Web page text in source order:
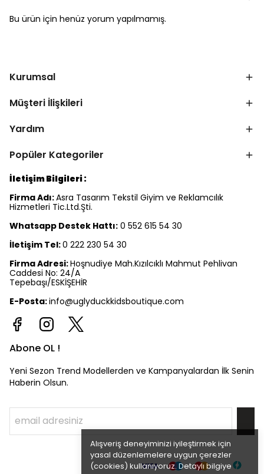
Alışveriş deneyiminizi iyileştirmek için
yasal düzenlemelere uygun çerezler
(cookies) kullanıyoruz. Detaylı bilgiye
Bu ürün için henüz yorum yapılmamış.
Kurumsal
Müşteri İlişkileri
Yardım
Popüler Kategoriler
İletişim Bilgileri :
Firma Adı:Asra Tasarım Tekstil Giyim ve Reklamcılık
Hizmetleri Tic.Ltd.Şti.
Whatsapp Destek Hattı: 0 552 615 54 30
İletişim Tel:0 222 230 54 30
Firma Adresi:Hoşnudiye Mah.Kızılcıklı Mahmut Pehlivan
Caddesi No: 24/A
Tepebaşı/ESKİŞEHİR
E-Posta:info@uglyduckkidsboutique.com
Abone OL !
Yeni Sezon Trend Modellerden ve Kampanyalardan İlk Senin
Haberin Olsun.